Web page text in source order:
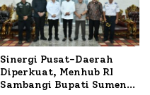
Sinergi Pusat-Daerah
Diperkuat, Menhub RI
Sambangi Bupati Sumenep